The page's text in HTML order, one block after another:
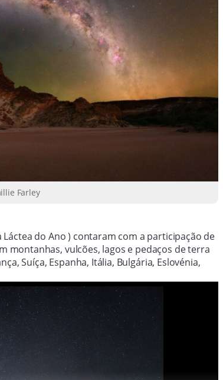
Farley
do Ano ) contaram com a participação de
montanhas, vulcões, lagos e pedaços de terra
Suíça, Espanha, Itália, Bulgária, Eslovénia,